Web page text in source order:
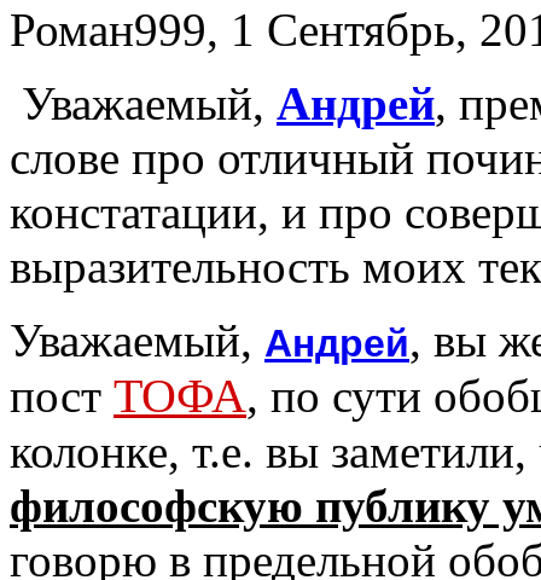
Роман999, 1 Сентябрь,
Уважаемый, Андрей,
слове про отличный
констатации, и про
выразительность моих
Уважаемый, Андрей, вы
пост ТОФА, по сути
колонке, т.е. вы
философскую публику
говорю в предельной